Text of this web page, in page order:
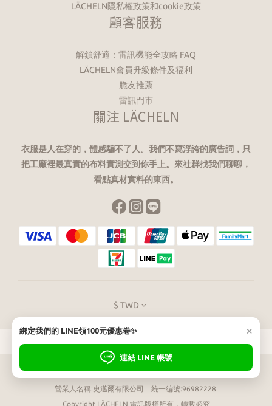
LÄCHELN隱私權政策和cookie政策
顧客服務
解鎖舒適：雷訊機能全攻略 FAQ
LÄCHELN會員升級條件及福利
脆友推薦
雷訊門市
關注 LÄCHELN
衣服是人在穿的，體感騙不了人。我們不寫浮誇的廣告詞，只
把工廠裡最真實的布料實測交到你手上。來社群找我們聊聊，
看點真材實料的東西。
$ TWD
營業人名稱:史邁爾有限公司 統一編號:96982228
Copyright LÄCHELN 雷訊版權所有，轉載必究
綁定我們的 LINE領100元優惠卷✨ ×
連結 LINE 帳號